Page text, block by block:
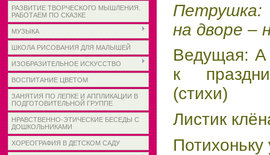
РАЗВИТИЕ ТВОРЧЕСКОГО МЫШЛЕНИЯ.
РАБОТАЕМ ПО СКАЗКЕ
МУЗЫКА
ШКОЛА РИСОВАНИЯ ДЛЯ МАЛЫШЕЙ
ИЗОБРАЗИТЕЛЬНОЕ ИСКУССТВО
ВОСПИТАНИЕ ЦВЕТОМ
ЗАНЯТИЯ ПО ЛЕПКЕ И АППЛИКАЦИИ В
ПОДГОТОВИТЕЛЬНОЙ ГРУППЕ
НРАВСТВЕННО-ЭТИЧЕСКИЕ БЕСЕДЫ С
ДОШКОЛЬНИКАМИ
ХОРЕОГРАФИЯ В ДЕТСКОМ САДУ
Петрушка:
на дворе –
Ведущая: А
к
(стихи)
Листик
Потихоньку